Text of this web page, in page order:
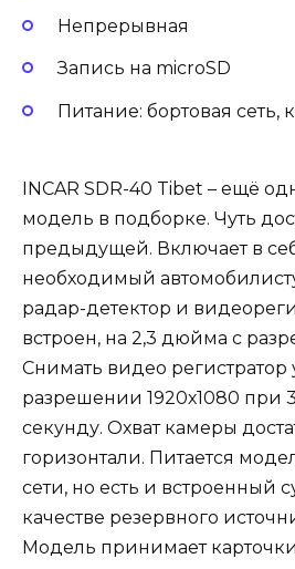
Непрерывная
Запись на microSD
Питание: бортовая сеть,
INCAR SDR-40 Tibet – ещё
модель в подборке. Чуть
предыдущей. Включает в
необходимый
радар-детектор и
встроен, на 2,3 дюйма с
Снимать видео регистратор
разрешении 1920х1080 при
секунду. Охват камеры
горизонтали. Питается
сети, но есть и встроенный
качестве резервного
Модель принимает